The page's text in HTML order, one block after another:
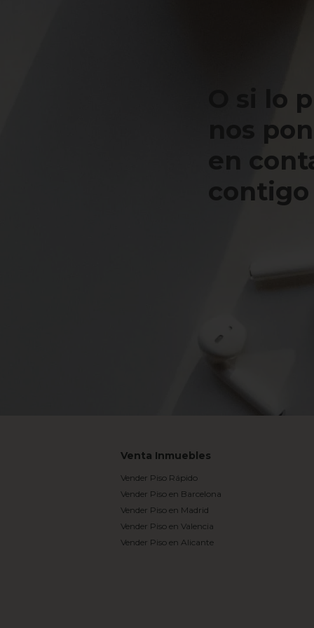
O si lo
nos
en
contigo
Venta Inmuebles
Vender Piso Rápido
Vender Piso en Barcelona
Vender Piso en Madrid
Vender Piso en Valencia
Vender Piso en Alicante